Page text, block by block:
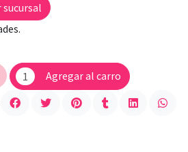
Agregar al carro